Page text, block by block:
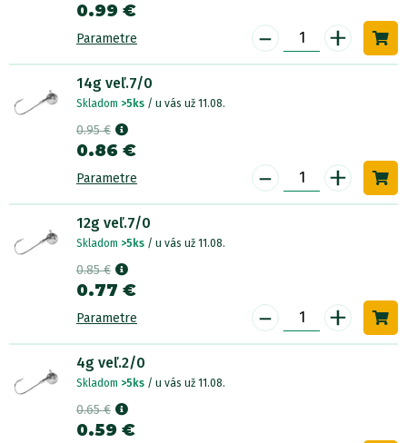
0.99 €
Parametre - +
14g veľ.7/0
Skladom >5ks / u vás už 11.08.
0.95 €
0.86 €
Parametre - +
12g veľ.7/0
Skladom >5ks / u vás už 11.08.
0.85 €
0.77 €
Parametre - +
4g veľ.2/0
Skladom >5ks / u vás už 11.08.
0.65 €
0.59 €